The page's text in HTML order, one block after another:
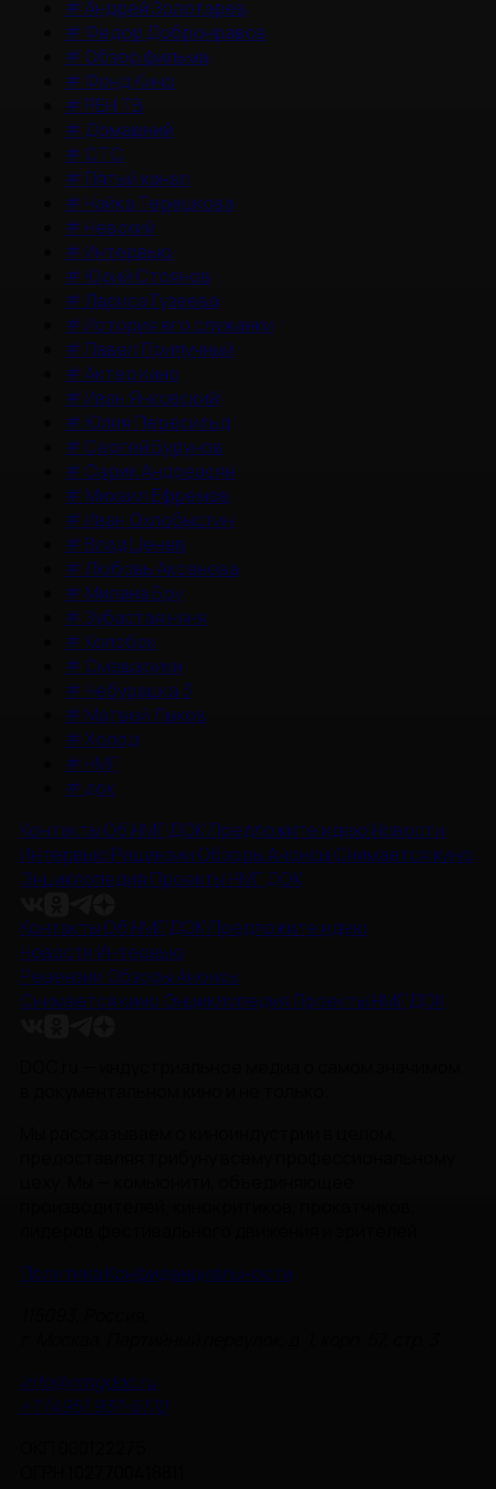
#Андрей Золотарев
# Федор Добронравов
# Обзор фильма
# Фонд Кино
# РЕН ТВ
# Домашний
# СТС
# Пятый канал
# Чайка Терешкова
# Невский
# Интервью
# Юрий Стоянов
#Лариса Гузеева
# История его служанки
# Павел Прилучный
#Актер кино
# Иван Янковский
# Юлия Пересильд
# Сергей Бурунов
# Сарик Андреасян
# Михаил Ефремов
# Иван Охлобыстин
# Влад Ценев
#Любовь Аксенова
# Милана Бру
#Зубастая няня
# Колобок
# Смешарики
# Чебурашка 3
# Матвей Лыков
#Холод
# НМГ
# док
Контакты Об НМГ ДОКПредложите идею Новости
Интервью Рецензии ОбзорыАнонсы Снимается кино
Энциклопедия Проекты НМГ ДОК
Контакты Об НМГ ДОКПредложите идею
Новости Интервью
Рецензии ОбзорыАнонсы
Снимается кино Энциклопедия Проекты НМГ ДОК
Политика Конфиденциальности
info@nmgdoc.ru
+7 (495) 937-6170